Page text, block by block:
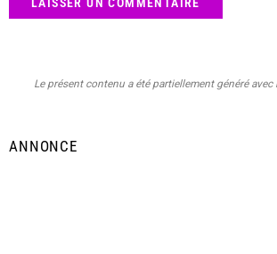
Le présent contenu a été partiellement généré avec
ANNONCE